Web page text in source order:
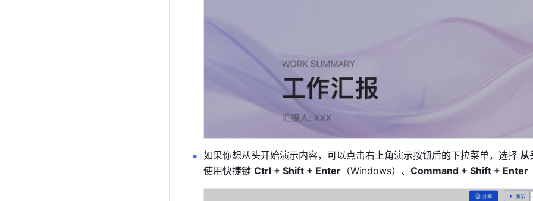
如果你想从头开始演示内容，可以点击右上角演示按钮后的下拉菜单，选择 从
使用快捷键 Ctrl + Shift + Enter （Windows）、 Command + Shift + Enter